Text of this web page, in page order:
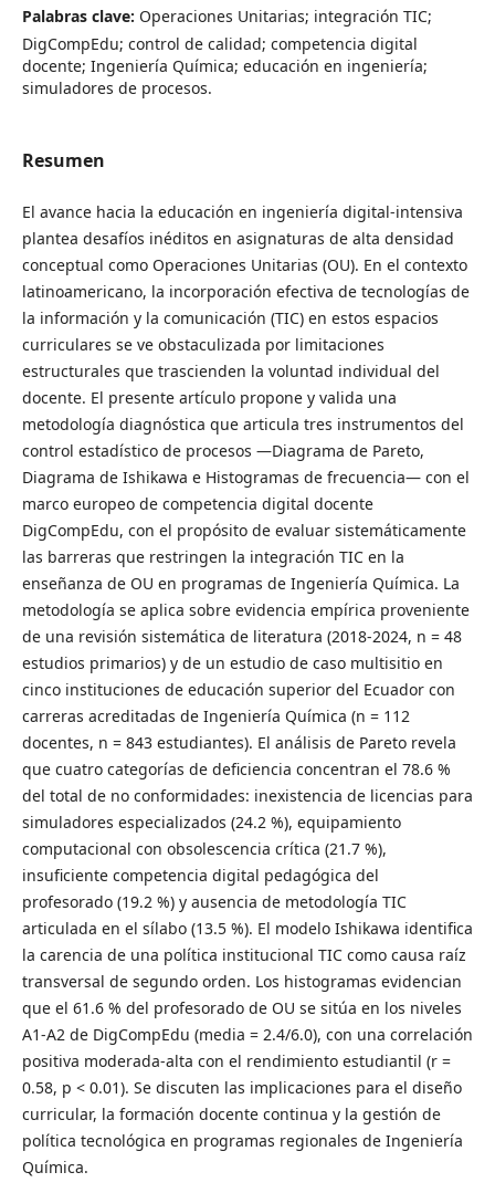
Palabras clave: Operaciones Unitarias; integración TIC;
DigCompEdu; control de calidad; competencia digital
docente; Ingeniería Química; educación en ingeniería;
simuladores de procesos.
Resumen
El avance hacia la educación en ingeniería digital-intensiva
plantea desafíos inéditos en asignaturas de alta densidad
conceptual como Operaciones Unitarias (OU). En el contexto
latinoamericano, la incorporación efectiva de tecnologías de
la información y la comunicación (TIC) en estos espacios
curriculares se ve obstaculizada por limitaciones
estructurales que trascienden la voluntad individual del
docente. El presente artículo propone y valida una
metodología diagnóstica que articula tres instrumentos del
control estadístico de procesos —Diagrama de Pareto,
Diagrama de Ishikawa e Histogramas de frecuencia— con el
marco europeo de competencia digital docente
DigCompEdu, con el propósito de evaluar sistemáticamente
las barreras que restringen la integración TIC en la
enseñanza de OU en programas de Ingeniería Química. La
metodología se aplica sobre evidencia empírica proveniente
de una revisión sistemática de literatura (2018-2024, n = 48
estudios primarios) y de un estudio de caso multisitio en
cinco instituciones de educación superior del Ecuador con
carreras acreditadas de Ingeniería Química (n = 112
docentes, n = 843 estudiantes). El análisis de Pareto revela
que cuatro categorías de deficiencia concentran el 78.6 %
del total de no conformidades: inexistencia de licencias para
simuladores especializados (24.2 %), equipamiento
computacional con obsolescencia crítica (21.7 %),
insuficiente competencia digital pedagógica del
profesorado (19.2 %) y ausencia de metodología TIC
articulada en el sílabo (13.5 %). El modelo Ishikawa identifica
la carencia de una política institucional TIC como causa raíz
transversal de segundo orden. Los histogramas evidencian
que el 61.6 % del profesorado de OU se sitúa en los niveles
A1-A2 de DigCompEdu (media = 2.4/6.0), con una correlación
positiva moderada-alta con el rendimiento estudiantil (r =
0.58, p < 0.01). Se discuten las implicaciones para el diseño
curricular, la formación docente continua y la gestión de
política tecnológica en programas regionales de Ingeniería
Química.